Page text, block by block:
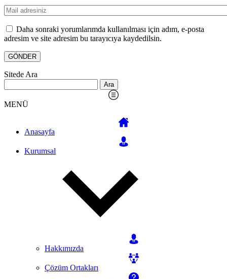
Daha sonraki yorumlarımda kullanılması için adım, e-posta
adresim ve site adresim bu tarayıcıya kaydedilsin.
Sitede Ara
MENÜ
Anasayfa
Kurumsal
Hakkımızda
Çözüm Ortakları